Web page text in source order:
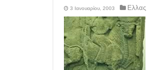
3 Ιανουαρίου, 2003